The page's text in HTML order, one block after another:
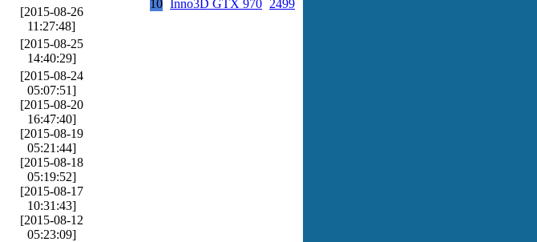
[2015-08-26
11:27:48]
[2015-08-25
14:40:29]
[2015-08-24
05:07:51]
[2015-08-20
16:47:40]
[2015-08-19
05:21:44]
[2015-08-18
05:19:52]
[2015-08-17
10:31:43]
[2015-08-12
05:23:09]
10 Inno3D GTX 970 2499